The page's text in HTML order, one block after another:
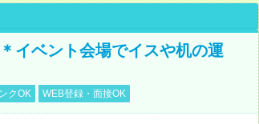
イベント会場でイスや机の運
クOK WEB登録・面接OK